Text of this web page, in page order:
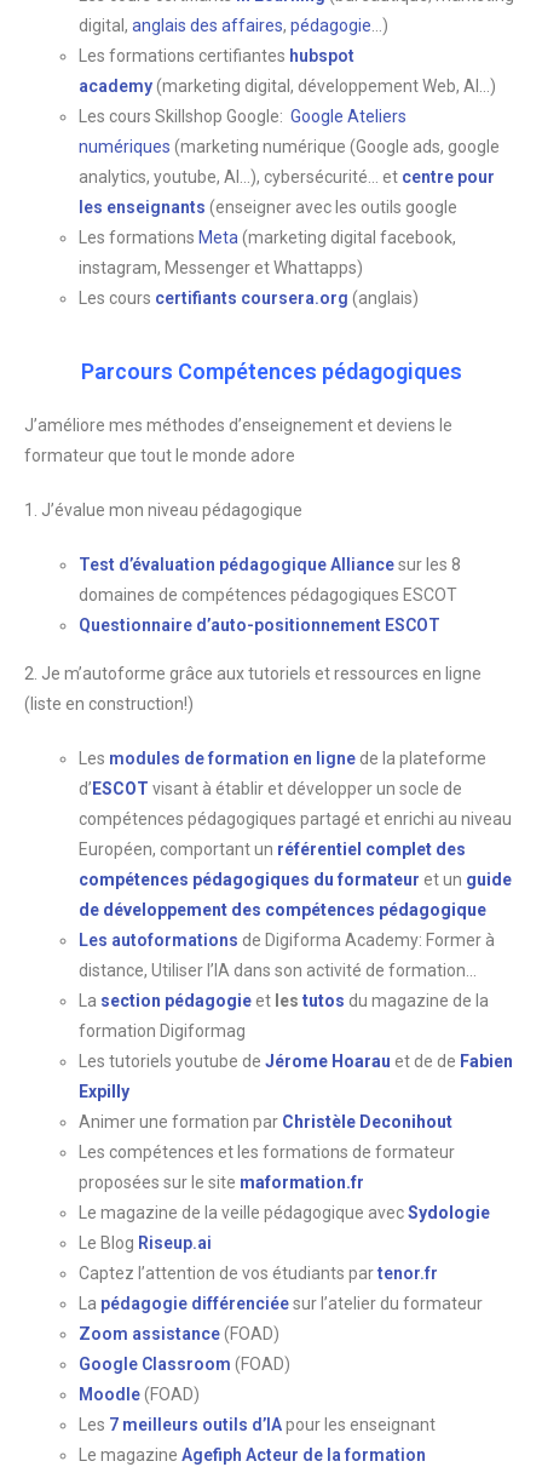
digital, anglais des affaires, pédagogie …)
Les formations certifiantes hubspot
academy(marketing digital, développement Web, AI…)
Les cours Skillshop Google: Google Ateliers
numériques (marketing numérique (Google ads, google
analytics, youtube, AI…), cybersécurité… et centre pour
les enseignants (enseigner avec les outils google
Les formations Meta (marketing digital facebook,
instagram, Messenger et Whattapps)
Les cours certifiants coursera.org (anglais)
Parcours Compétences pédagogiques
J’améliore mes méthodes d’enseignement et deviens le
formateur que tout le monde adore
1. J’évalue mon niveau pédagogique
Test d’évaluation pédagogique Alliancesur les 8
domaines de compétences pédagogiques ESCOT
Questionnaire d’auto-positionnement ESCOT
2. Je m’autoforme grâce aux tutoriels et ressources en ligne
(liste en construction!)
Les modules de formation en ligne de la plateforme
d’ ESCOT visant à établir et développer un socle de
compétences pédagogiques partagé et enrichi au niveau
Européen, comportant un référentiel complet des
compétences pédagogiques du formateur et un guide
de développement des compétences pédagogique
Les autoformations de Digiforma Academy: Former à
distance, Utiliser l’IA dans son activité de formation…
La section pédagogieet les tutos du magazine de la
formation Digiformag
Les tutoriels youtube de Jérome Hoarau et de de Fabien
Expilly
Animer une formation par Christèle Deconihout
Les compétences et les formations de formateur
proposées sur le site maformation.fr
Le magazine de la veille pédagogique avecSydologie
Le Blog Riseup.ai
Captez l’attention de vos étudiants partenor.fr
La pédagogie différenciéesur l’atelier du formateur
Zoom assistance(FOAD)
Google Classroom (FOAD)
Moodle(FOAD)
Les 7 meilleurs outils d’IApour les enseignant
Le magazine Agefiph Acteur de la formation